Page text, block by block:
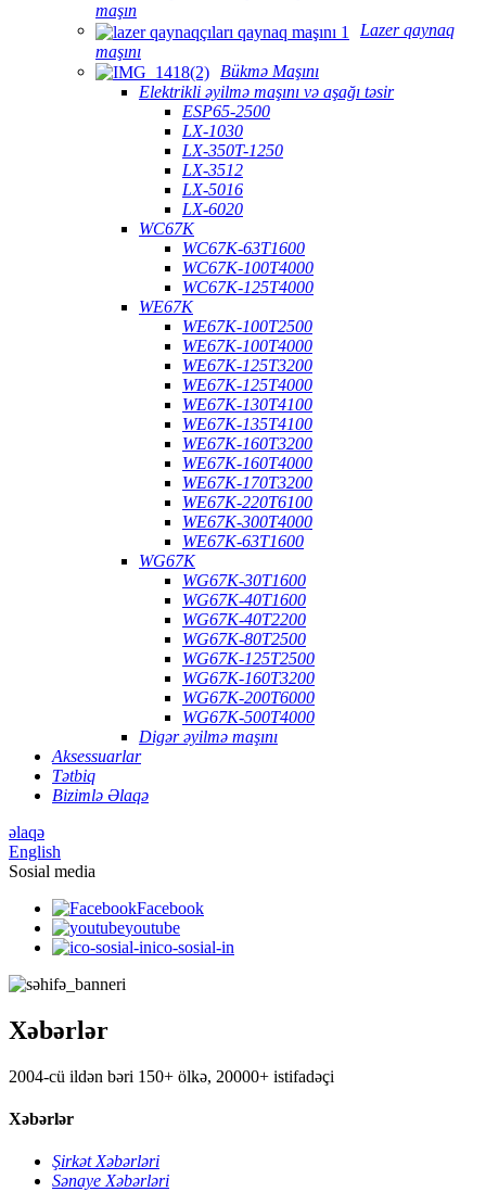
maşın
Lazer qaynaq
maşını
Bükmə Maşını
Elektrikli əyilmə maşını və aşağı təsir
ESP65-2500
LX-1030
LX-350T-1250
LX-3512
LX-5016
LX-6020
WC67K
WC67K-63T1600
WC67K-100T4000
WC67K-125T4000
WE67K
WE67K-100T2500
WE67K-100T4000
WE67K-125T3200
WE67K-125T4000
WE67K-130T4100
WE67K-135T4100
WE67K-160T3200
WE67K-160T4000
WE67K-170T3200
WE67K-220T6100
WE67K-300T4000
WE67K-63T1600
WG67K
WG67K-30T1600
WG67K-40T1600
WG67K-40T2200
WG67K-80T2500
WG67K-125T2500
WG67K-160T3200
WG67K-200T6000
WG67K-500T4000
Digər əyilmə maşını
Aksessuarlar
Tətbiq
Bizimlə Əlaqə
əlaqə
English
Sosial media
Facebook
youtube
ico-sosial-in
Xəbərlər
2004-cü ildən bəri 150+ ölkə, 20000+ istifadəçi
Xəbərlər
Şirkət Xəbərləri
Sənaye Xəbərləri